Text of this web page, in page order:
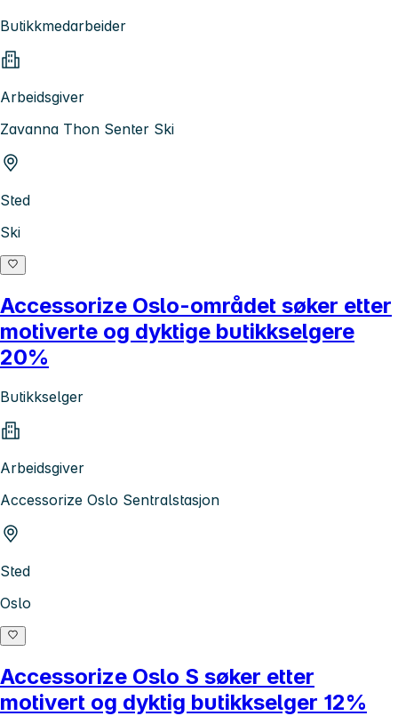
Butikkmedarbeider
Arbeidsgiver
Zavanna Thon Senter Ski
Sted
Ski
Accessorize Oslo-området søker etter
motiverte og dyktige butikkselgere
20%
Butikkselger
Arbeidsgiver
Accessorize Oslo Sentralstasjon
Sted
Oslo
Accessorize Oslo S søker etter
motivert og dyktig butikkselger 12%